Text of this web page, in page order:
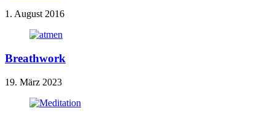
1. August 2016
Breathwork
19. März 2023